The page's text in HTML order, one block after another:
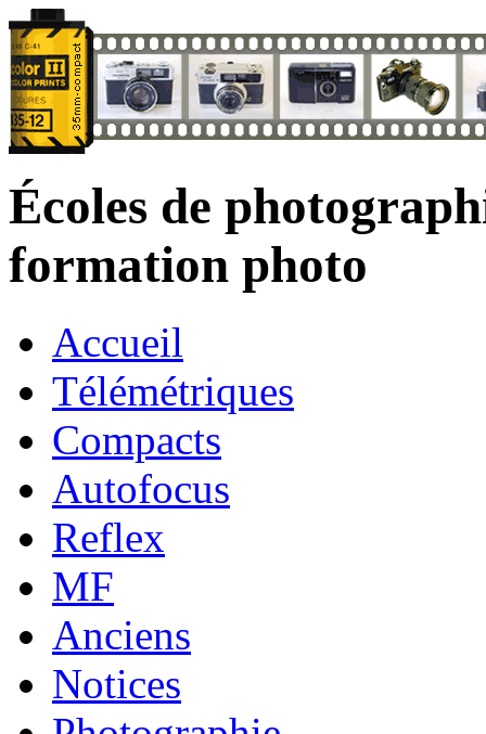
Écoles de
formation photo
Accueil
Télémétriques
Compacts
Autofocus
Reflex
MF
Anciens
Notices